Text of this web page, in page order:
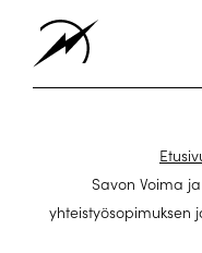
Savon Voima
yhteistyösopimuksen